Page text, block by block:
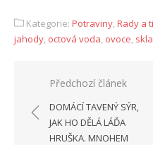
Kategorie: Potraviny,Rady a
jahody, octová voda, ovoce,
Navigace
pro
příspěvek
Předchozí článek
DOMÁCÍ TAVENÝ SÝR,
JAK HO DĚLÁ LÁĎA
HRUŠKA. MNOHEM